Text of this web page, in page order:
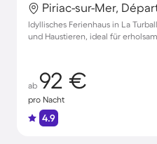
Idyllisches Ferienhaus in La
und Haustieren, ideal für
ab 92 €
pro Nacht
4.9